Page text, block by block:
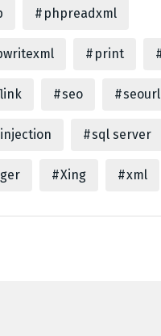
phpreadxml
print
seo seourl
sql server
Xing xml